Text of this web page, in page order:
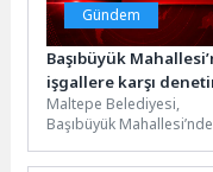
Gündem
Başıbüyük
işgallere karşı
Maltepe Belediyesi,
Başıbüyük Mahallesi’nde
başlattı. Çalışmalar